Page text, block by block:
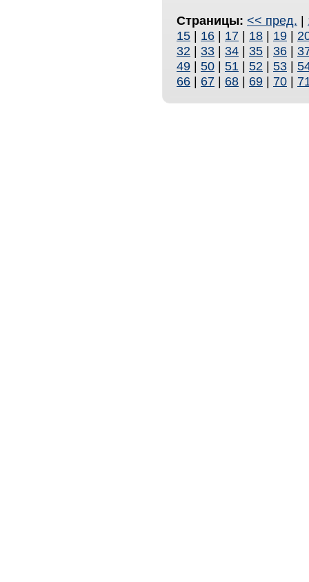
Страницы: << пред. |
15 | 16 | 17 | 18 | 19 |
32 | 33 | 34 | 35 | 36 |
49 | 50 | 51 | 52 | 53 |
66 | 67 | 68 | 69 | 70 |